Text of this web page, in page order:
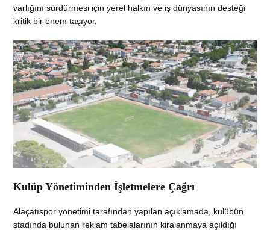
varlığını sürdürmesi için yerel halkın ve iş dünyasının desteği
kritik bir önem taşıyor.
Kulüp Yönetiminden İşletmelere Çağrı
Alaçatıspor yönetimi tarafından yapılan açıklamada, kulübün
stadında bulunan reklam tabelalarının kiralanmaya açıldığı